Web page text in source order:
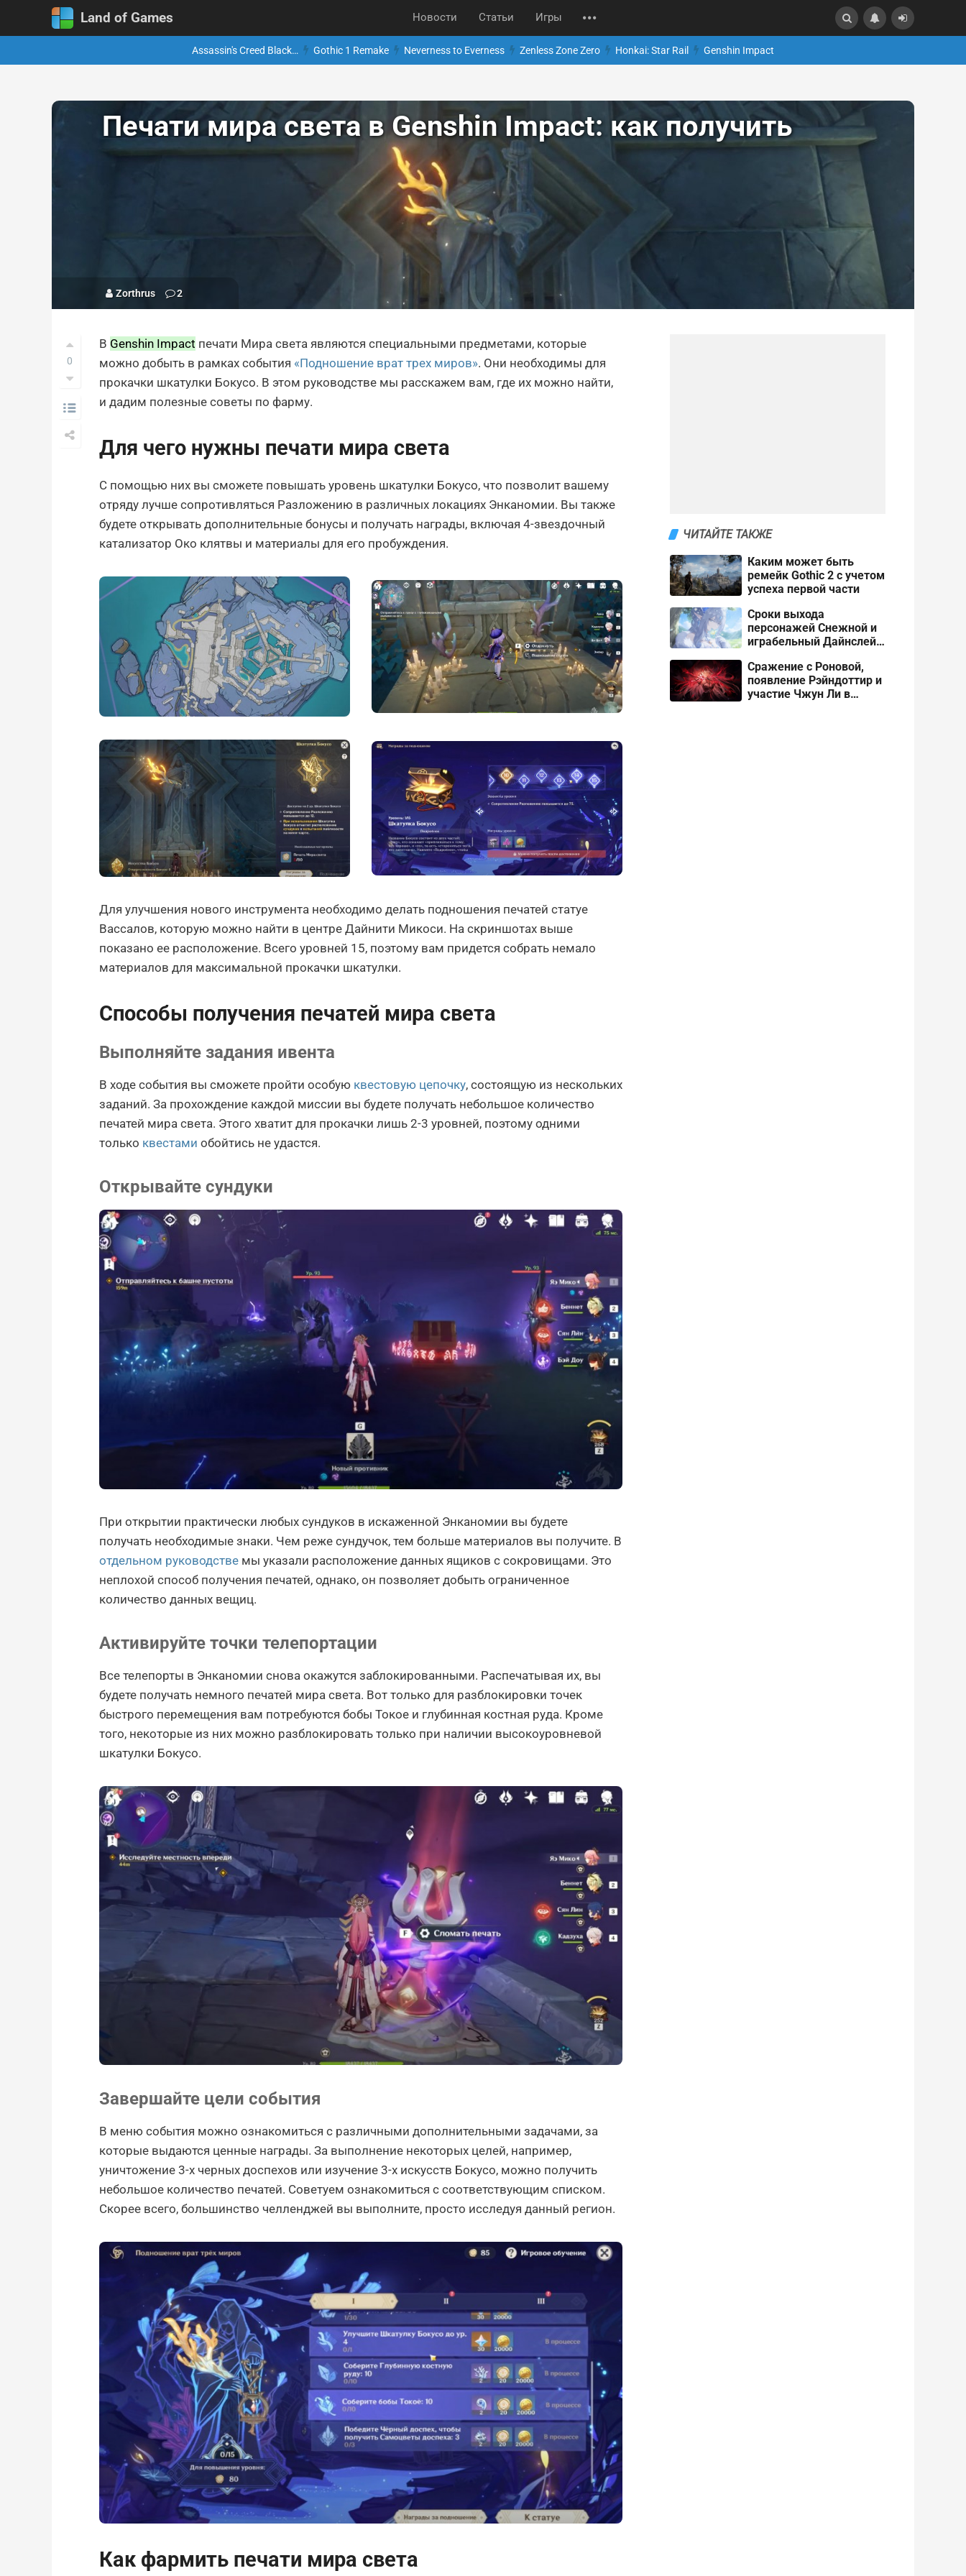
Land of Games Новости Статьи Игры
Assassin's Creed Black… Gothic 1 Remake Neverness to Everness Zenless Zone Zero Honkai: Star Rail Genshin Impact
Печати мира света в Genshin Impact: как получить
Zorthrus 2
0
В Genshin Impact печати Мира света являются специальными предметами, которые
можно добыть в рамках события «Подношение врат трех миров». Они необходимы для
прокачки шкатулки Бокусо. В этом руководстве мы расскажем вам, где их можно найти,
и дадим полезные советы по фарму.
Для чего нужны печати мира света
С помощью них вы сможете повышать уровень шкатулки Бокусо, что позволит вашему
отряду лучше сопротивляться Разложению в различных локациях Энканомии. Вы также
будете открывать дополнительные бонусы и получать награды, включая 4-звездочный
катализатор Око клятвы и материалы для его пробуждения.
Для улучшения нового инструмента необходимо делать подношения печатей статуе
Вассалов, которую можно найти в центре Дайнити Микоси. На скриншотах выше
показано ее расположение. Всего уровней 15, поэтому вам придется собрать немало
материалов для максимальной прокачки шкатулки.
Способы получения печатей мира света
Выполняйте задания ивента
В ходе события вы сможете пройти особую квестовую цепочку, состоящую из нескольких
заданий. За прохождение каждой миссии вы будете получать небольшое количество
печатей мира света. Этого хватит для прокачки лишь 2-3 уровней, поэтому одними
только квестами обойтись не удастся.
Открывайте сундуки
При открытии практически любых сундуков в искаженной Энканомии вы будете
получать необходимые знаки. Чем реже сундучок, тем больше материалов вы получите. В
отдельном руководстве мы указали расположение данных ящиков с сокровищами. Это
неплохой способ получения печатей, однако, он позволяет добыть ограниченное
количество данных вещиц.
Активируйте точки телепортации
Все телепорты в Энканомии снова окажутся заблокированными. Распечатывая их, вы
будете получать немного печатей мира света. Вот только для разблокировки точек
быстрого перемещения вам потребуются бобы Токое и глубинная костная руда. Кроме
того, некоторые из них можно разблокировать только при наличии высокоуровневой
шкатулки Бокусо.
Завершайте цели события
В меню события можно ознакомиться с различными дополнительными задачами, за
которые выдаются ценные награды. За выполнение некоторых целей, например,
уничтожение 3-х черных доспехов или изучение 3-х искусств Бокусо, можно получить
небольшое количество печатей. Советуем ознакомиться с соответствующим списком.
Скорее всего, большинство челленджей вы выполните, просто исследуя данный регион.
Как фармить печати мира света
ЧИТАЙТЕ ТАКЖЕ
Каким может быть
ремейк Gothic 2 с учетом
успеха первой части
Сроки выхода
персонажей Снежной и
играбельный Дайнслейф
Сражение с Роновой,
появление Рэйндоттир и
участие Чжун Ли в